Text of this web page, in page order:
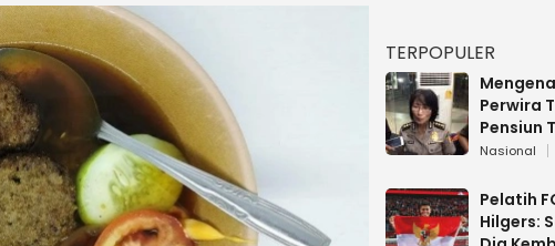
TERPOPULER
Perwira
Pensiun
Brigjen
Nasional
Pelatih
Hilgers: